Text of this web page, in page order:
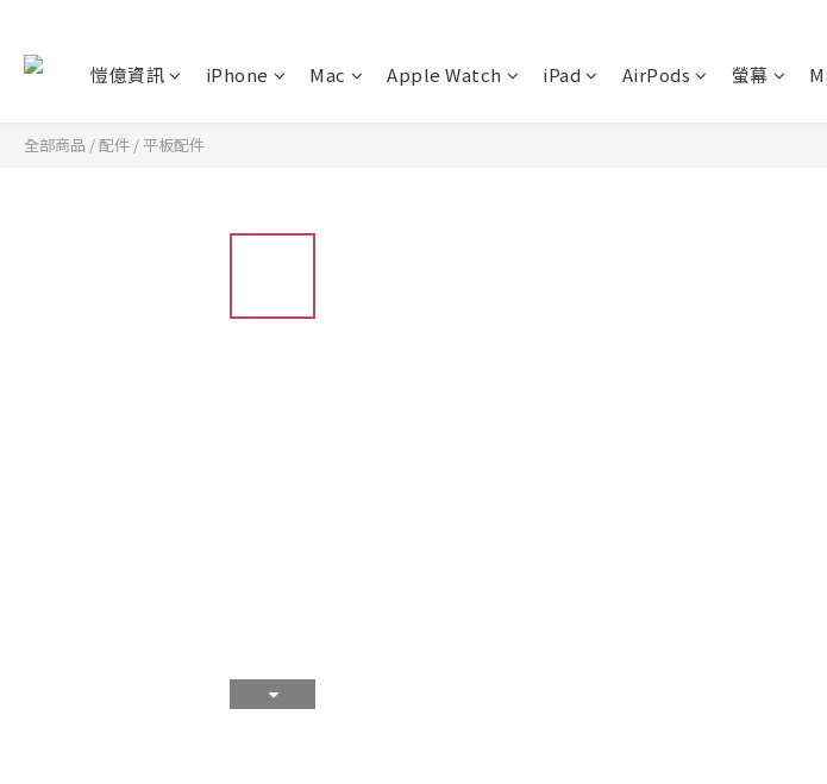
愷億資訊 iPhone Mac Apple Watch iPad AirPods 螢幕
全部商品 /配件 /平板配件